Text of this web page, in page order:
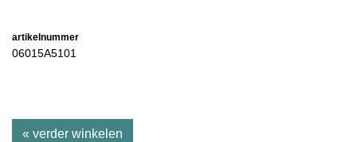
artikelnummer
06015A5101
« verder winkelen